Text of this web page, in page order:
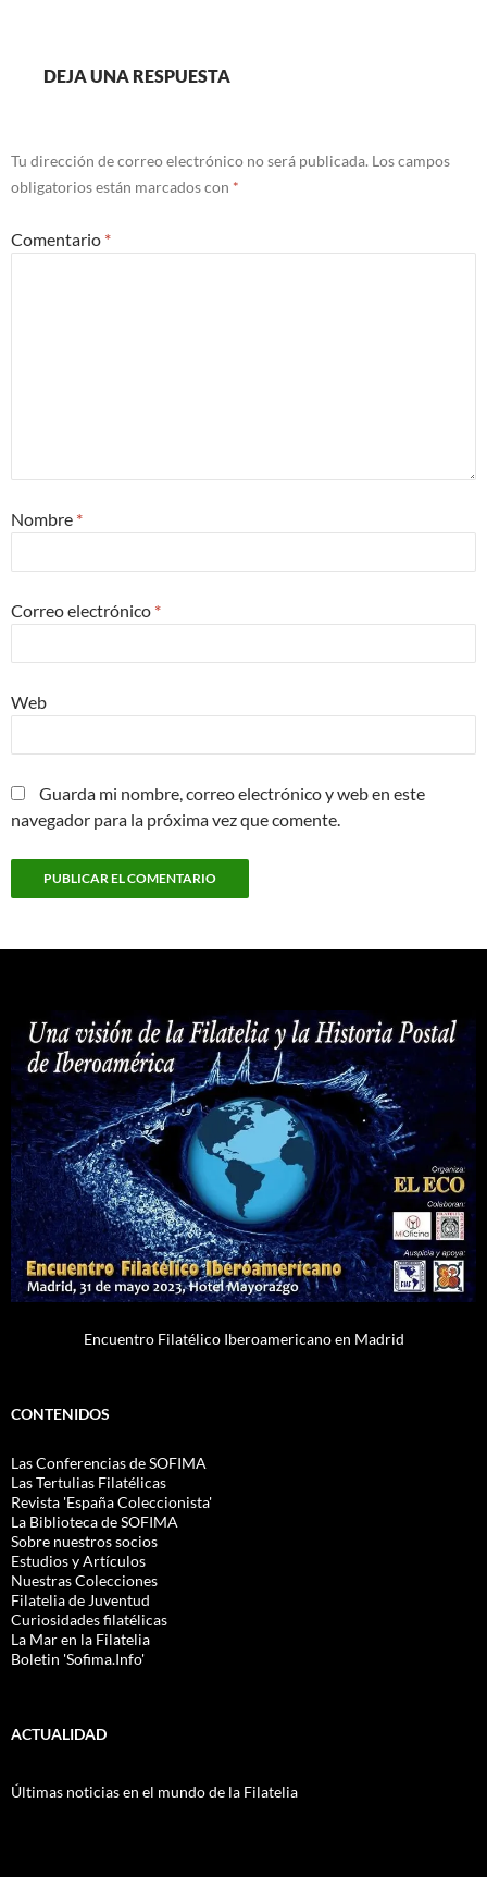
DEJA UNA RESPUESTA
Tu dirección de correo electrónico no será publicada. Los campos
obligatorios están marcados con *
Comentario *
Nombre *
Correo electrónico *
Web
Guarda mi nombre, correo electrónico y web en este
navegador para la próxima vez que comente.
Encuentro Filatélico Iberoamericano en Madrid
CONTENIDOS
Las Conferencias de SOFIMA
Las Tertulias Filatélicas
Revista 'España Coleccionista'
La Biblioteca de SOFIMA
Sobre nuestros socios
Estudios y Artículos
Nuestras Colecciones
Filatelia de Juventud
Curiosidades filatélicas
La Mar en la Filatelia
Boletin 'Sofima.Info'
ACTUALIDAD
Últimas noticias en el mundo de la Filatelia